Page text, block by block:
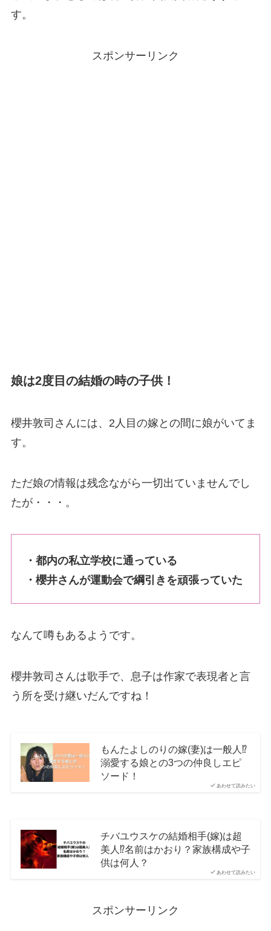
す。
スポンサーリンク
娘は2度目の結婚の時の子供！
櫻井敦司さんには、2人目の嫁との間に娘がいてま
す。
ただ娘の情報は残念ながら一切出ていませんでし
たが・・・。
・都内の私立学校に通っている
・櫻井さんが運動会で綱引きを頑張っていた
なんて噂もあるようです。
櫻井敦司さんは歌手で、息子は作家で表現者と言
う所を受け継いだんですね！
あわせて読みたい
もんたよしのりの嫁(妻)は一般人⁉
溺愛する娘との3つの仲良しエピ
ソード！
あわせて読みたい
チバユウスケの結婚相手(嫁)は超
美人⁉名前はかおり？家族構成や子
供は何人？
スポンサーリンク